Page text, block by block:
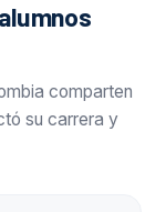
comparten
su carrera y